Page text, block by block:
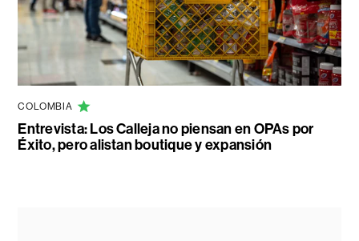
COLOMBIA
Entrevista: Los Calleja no piensan en OPAs por
Éxito, pero alistan boutique y expansión